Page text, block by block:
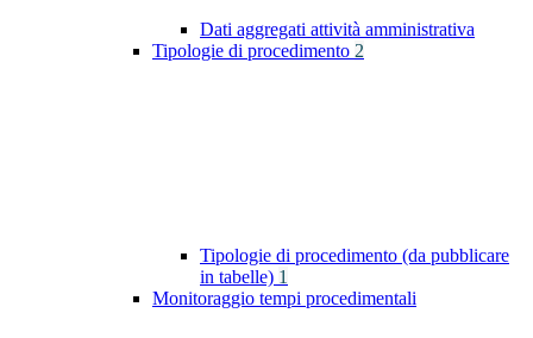
Dati aggregati attività amministrativa
Tipologie di procedimento 2
Tipologie di procedimento (da pubblicare
in tabelle) 1
Monitoraggio tempi procedimentali